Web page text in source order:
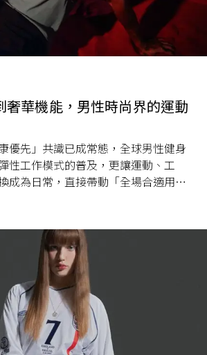
奢華機能，男性時尚界的運動
優先」共識已成常態，全球男性健身
性工作模式的普及，更讓運動、工
成為日常，直接帶動「全場合適用」
）的發展。男性不再滿足於
需要一套既能支持高強度訓練，又能
交場合的全能服飾。